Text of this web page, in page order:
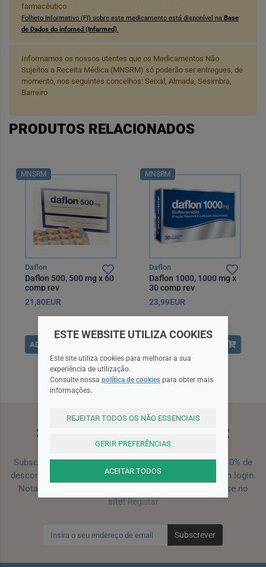
farmacêutico
Folheto Informativo (FI) sobre este medicamento está disponível na Base
de Dados do infomed (Infarmed)
Informamos os nossos utentes que os Medicamentos Não
Sujeitos a Receita Médica (MNSRM) só poderão ser entregues, de
momento, nos seguintes concelhos: Seixal, Almada, Sesimbra,
Barreiro
PRODUTOS RELACIONADOS
MNSRM
Daflon
Daflon 500, 500 mg x 60
comp rev
21,80EUR
ADICIONAR
MNSRM
Daflon
Daflon 1000, 1000 mg x
30 comp rev
23,99EUR
SUBSCREVA A NEWSLETTER
Subscreva a nossa newsletter e receba um cupão de 10% de
desconto para a sua próxima encomenda efetuada com login.
Nota: Para receber o cupão deverá primeiro registar-se no
site! Registar
Subscrever
ESTE WEBSITE UTILIZA COOKIES
Este site utiliza cookies para melhorar a sua
experiência de utilização.
Consulte nossa política de cookies para obter mais
informações.
REJEITAR TODOS OS NÃO ESSENCIAIS
GERIR PREFERÊNCIAS
ACEITAR TODOS